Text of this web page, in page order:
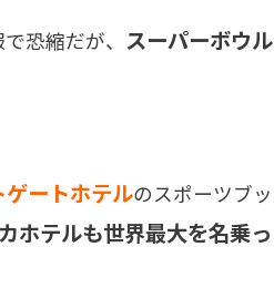
恐縮だが、 スーパーボウル
ゲートホテルのスポーツブッ
ホテルも世界最大を名乗っ